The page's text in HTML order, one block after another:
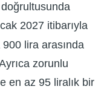
2027 itibarıyla
lira arasında
zorunlu
en az 95 liralık bir